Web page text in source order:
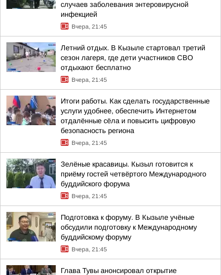
случаев заболевания энтеровирусной
инфекцией
Вчера, 21:45
Летний отдых. В Кызыле стартовал третий
сезон лагеря, где дети участников СВО
отдыхают бесплатно
Вчера, 21:45
Итоги работы. Как сделать государственные
услуги удобнее, обеспечить Интернетом
отдалённые сёла и повысить цифровую
безопасность региона
Вчера, 21:45
Зелёные красавицы. Кызыл готовится к
приёму гостей четвёртого Международного
буддийского форума
Вчера, 21:45
Подготовка к форуму. В Кызыле учёные
обсудили подготовку к Международному
буддийскому форуму
Вчера, 21:45
Глава Тувы анонсировал открытие